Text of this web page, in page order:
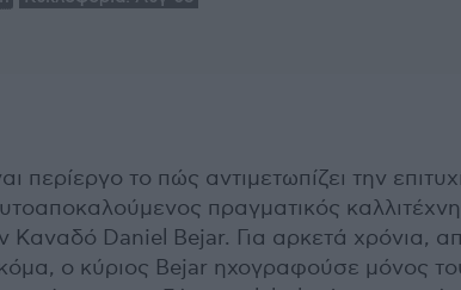
περίεργο το πώς αντιμετωπίζει την
πραγματικός
Καναδό Daniel Bejar. Για αρκετά χρόνια,
ο κύριος Bejar ηχογραφούσε μόνος